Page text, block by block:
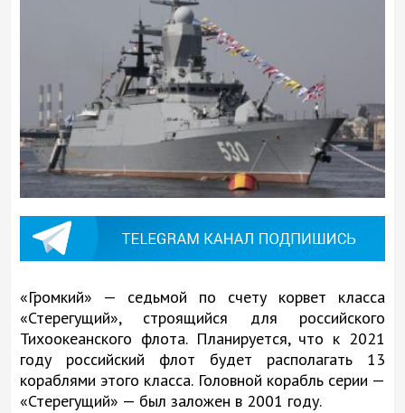
«Громкий» — седьмой по счету корвет класса
«Стерегущий», строящийся для российского
Тихоокеанского флота. Планируется, что к 2021
году российский флот будет располагать 13
кораблями этого класса. Головной корабль серии —
«Стерегущий» — был заложен в 2001 году.